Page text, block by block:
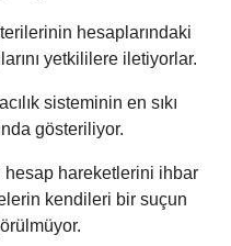
hesaplarındaki
yetkililere iletiyorlar.
sisteminin en sıkı
gösteriliyor.
hareketlerini ihbar
kendileri bir suçun